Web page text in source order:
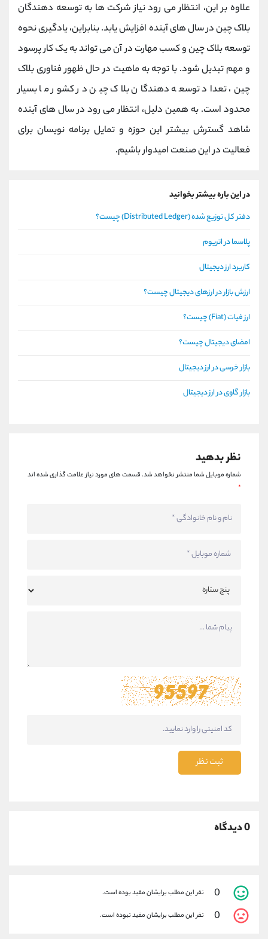
علاوه بر این، انتظار می رود نیاز شرکت ها به توسعه دهندگان
بلاک چین در سال های آینده افزایش یابد. بنابراین، یادگیری نحوه
توسعه بلاک چین و کسب مهارت در آن می تواند به یک کار پرسود
و مهم تبدیل شود. با توجه به ماهیت در حال ظهور فناوری بلاک
چین، تعداد توسعه دهندگان بلاک چین در کشور ما بسیار
محدود است. به همین دلیل، انتظار می رود در سال های آینده
شاهد گسترش بیشتر این حوزه و تمایل برنامه نویسان برای
فعالیت در این صنعت امیدوار باشیم.
در این باره بیشتر بخوانید
دفتر کل توزیع شده (Distributed Ledger) چیست؟
پلاسما در اتریوم
کاربرد ارز دیجیتال
ارزش بازار در ارزهای دیجیتال چیست؟
ارز فیات (Fiat) چیست؟
امضای دیجیتال چیست؟
بازار خرسی در ارز دیجیتال
بازار گاوی در ارز دیجیتال
نظر بدهید
شماره موبایل شما منتشر نخواهد شد.قسمت های مورد نیاز علامت گذاری شده اند
*
ثبت نظر
0 دیدگاه
0 نفر این مطلب برایشان مفید بوده است.
0 نفر این مطلب برایشان مفید نبوده است.